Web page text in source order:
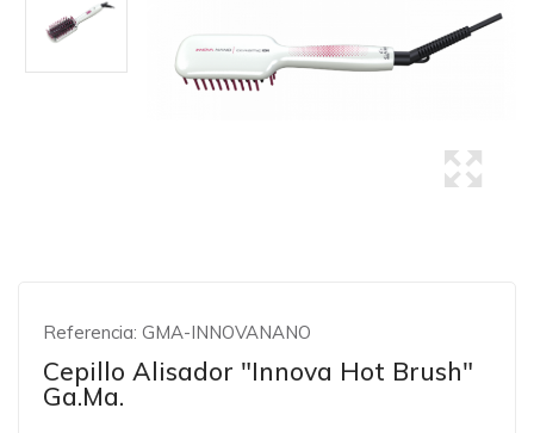
Referencia: GMA-INNOVANANO
Cepillo Alisador "Innova Hot Brush"
Ga.ma.